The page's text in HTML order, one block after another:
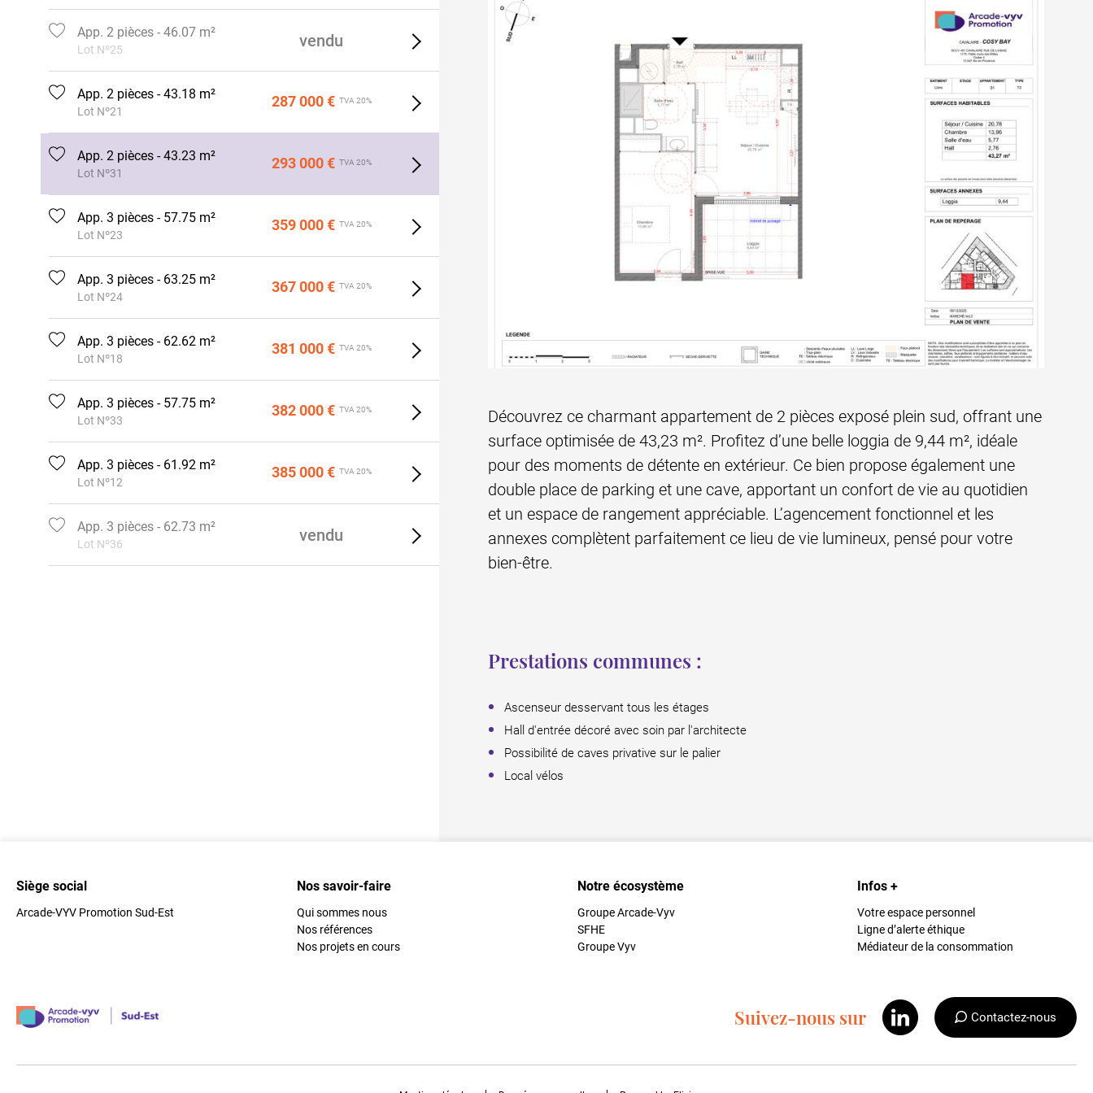
App. 2 pièces - 46.07 m²
Lot Nº25 vendu
App. 2 pièces - 43.18 m²
Lot Nº21
287 000 € TVA 20%
App. 2 pièces - 43.23 m²
Lot Nº31
293 000 € TVA 20%
App. 3 pièces - 57.75 m²
Lot Nº23
359 000 € TVA 20%
App. 3 pièces - 63.25 m²
Lot Nº24
367 000 € TVA 20%
App. 3 pièces - 62.62 m²
Lot Nº18
381 000 € TVA 20%
App. 3 pièces - 57.75 m²
Lot Nº33
382 000 € TVA 20%
App. 3 pièces - 61.92 m²
Lot Nº12
385 000 € TVA 20%
App. 3 pièces - 62.73 m²
Lot Nº36 vendu
Découvrez ce charmant appartement de 2 pièces exposé plein sud, offrant une
surface optimisée de 43,23 m². Profitez d’une belle loggia de 9,44 m², idéale
pour des moments de détente en extérieur. Ce bien propose également une
double place de parking et une cave, apportant un confort de vie au quotidien
et un espace de rangement appréciable. L’agencement fonctionnel et les
annexes complètent parfaitement ce lieu de vie lumineux, pensé pour votre
bien-être.
Prestations communes :
Ascenseur desservant tous les étages
Hall d'entrée décoré avec soin par l'architecte
Possibilité de caves privative sur le palier
Local vélos
Siège social
Arcade-VYV Promotion Sud-Est
Nos savoir-faire
Qui sommes nous
Nos références
Nos projets en cours
Notre écosystème
Groupe Arcade-Vyv
SFHE
Groupe Vyv
Infos +
Votre espace personnel
Ligne d’alerte éthique
Médiateur de la consommation
Suivez-nous sur Contactez-nous